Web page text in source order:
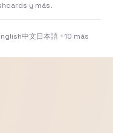
y más.
中文 日本語 +10 más